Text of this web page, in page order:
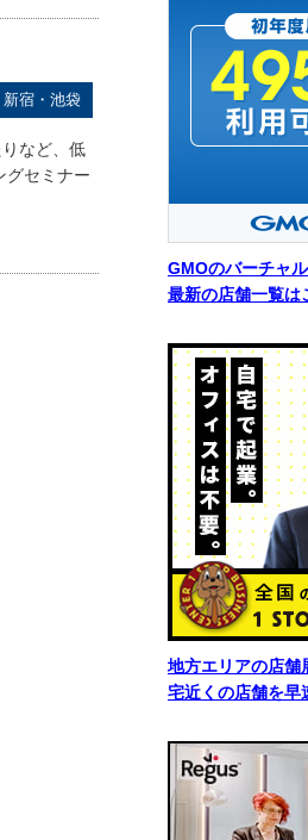
新宿・池袋
など、低
グセミナー
GMOのバーチャ
最新の店舗一覧は
地方エリアの店舗
宅近くの店舗を早